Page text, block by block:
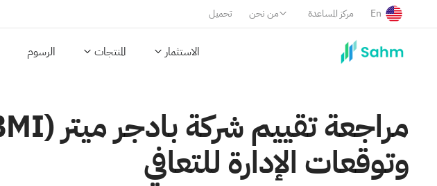
تحميل من نحن مركز المساعدة En
الاستثمار المنتجات الرسوم
وتوقعات الإدارة للتعافي